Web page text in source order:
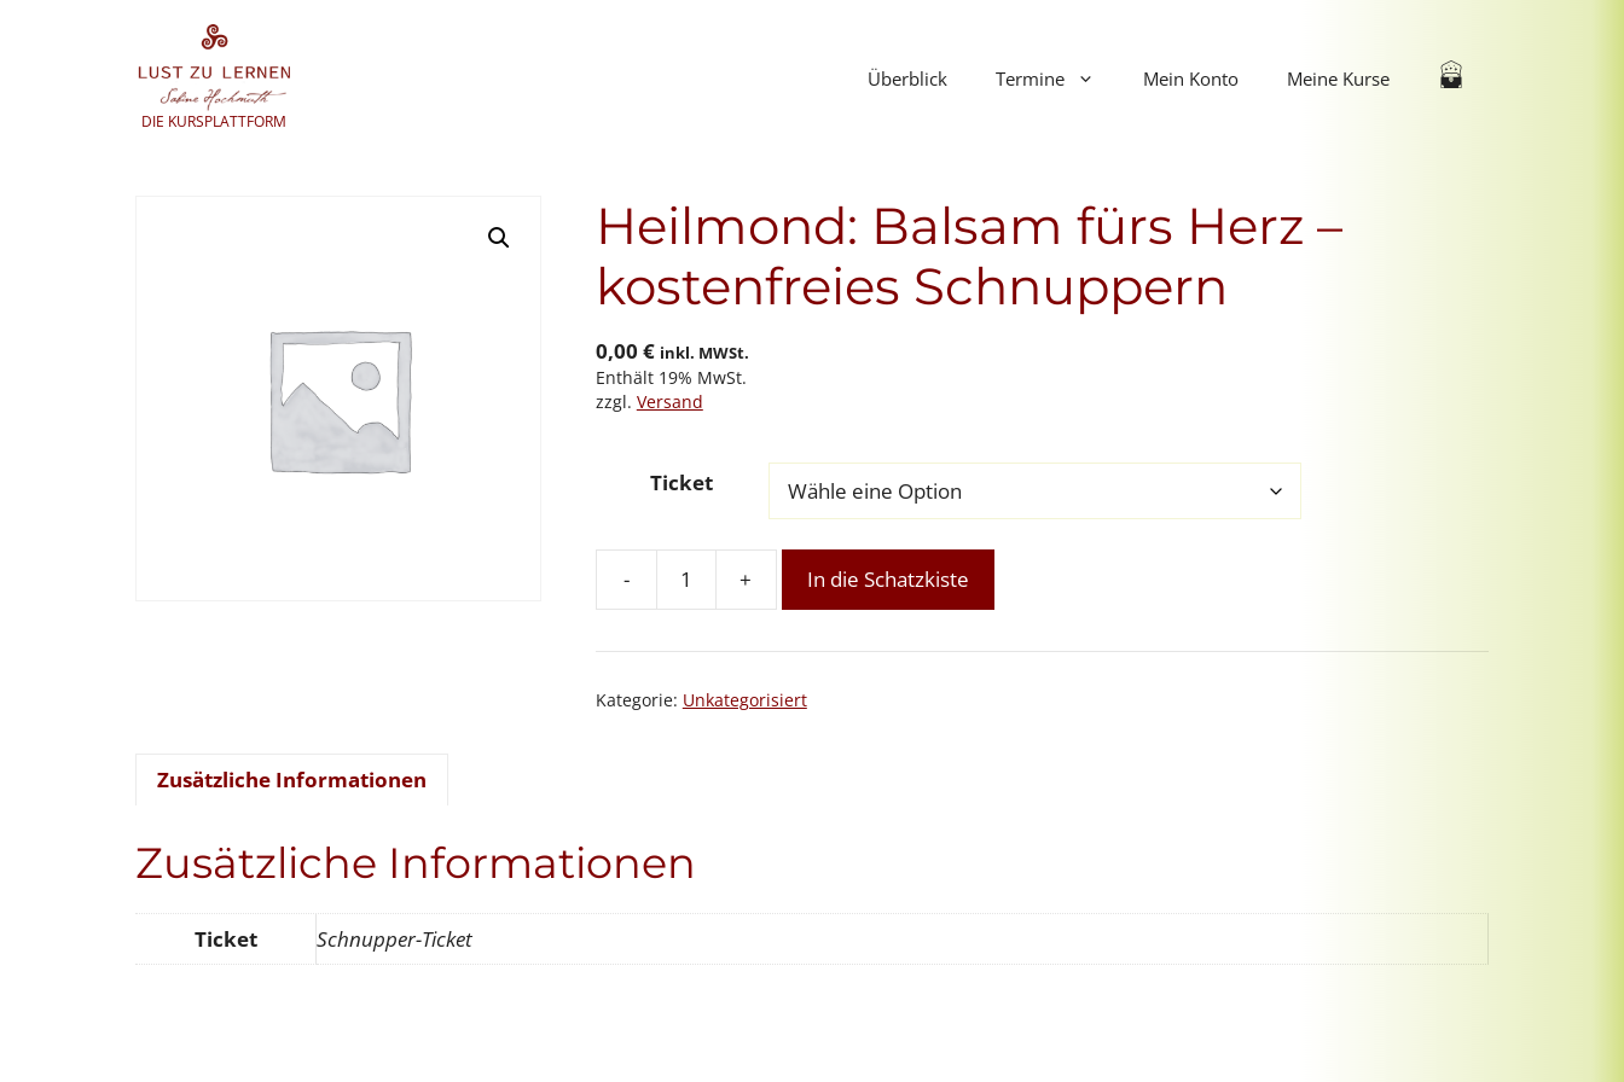
DIE KURSPLATTFORM
Überblick Termine Mein Konto Meine Kurse
Heilmond: Balsam fürs Herz –
kostenfreies Schnuppern
0,00 € inkl. MWSt.
Enthält 19% MwSt.
zzgl. Versand
Ticket
-
Heilmond:
fürs
-
+ In die Schatzkiste
Kategorie: Unkategorisiert
Zusätzliche Informationen
Zusätzliche Informationen
Ticket Schnupper-Ticket